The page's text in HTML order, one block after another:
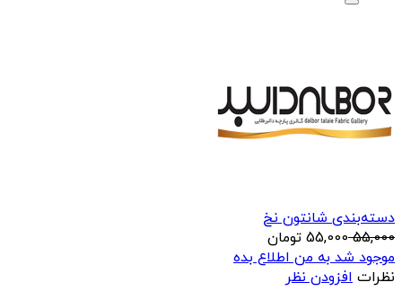
دسته‌بندی شانتون نخ
55,000
55,000 تومان
موجود شد به من اطلاع بده
نظرات افزودن نظر